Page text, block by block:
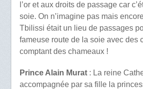
l’or et aux droits de passage car
soie. On n’imagine pas mais
Tbilissi était un lieu de passages
fameuse route de la soie avec des
comptant des chameaux !
Prince Alain Murat: La reine
accompagnée par sa fille la